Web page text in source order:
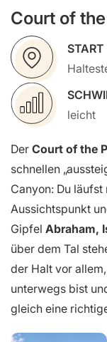
Court of
START
leicht
Der Court of the
schnellen
Canyon: Du
Aussichtspunkt
Gipfel Abraham,
über dem Tal
der Halt vor
unterwegs bist
gleich eine